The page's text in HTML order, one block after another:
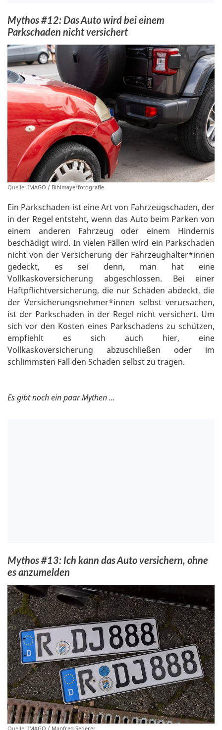
Mythos #12: Das Auto wird bei einem
Parkschaden nicht versichert
Quelle: IMAGO / Bihlmayerfotografie
Ein Parkschaden ist eine Art von Fahrzeugschaden, der
in der Regel entsteht, wenn das Auto beim Parken von
einem anderen Fahrzeug oder einem Hindernis
beschädigt wird. In vielen Fällen wird ein Parkschaden
nicht von der Versicherung der Fahrzeughalter*innen
gedeckt, es sei denn, man hat eine
Vollkaskoversicherung abgeschlossen. Bei einer
Haftpflichtversicherung, die nur Schäden abdeckt, die
der Versicherungsnehmer*innen selbst verursachen,
ist der Parkschaden in der Regel nicht versichert. Um
sich vor den Kosten eines Parkschadens zu schützen,
empfiehlt es sich auch hier, eine
Vollkaskoversicherung abzuschließen oder im
schlimmsten Fall den Schaden selbst zu tragen.
Es gibt noch ein paar Mythen ...
Mythos #13: Ich kann das Auto versichern, ohne
es anzumelden
Quelle: IMAGO / Manfred Segerer